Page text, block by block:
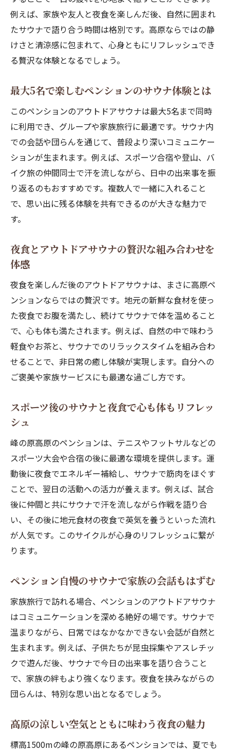
旅の思い出になるペンション夜食体験
自然とグルメを堪能するペンションの夜の過ご
し方
高原ペンションで楽しむ自然と夜食の調和
旬の食材を活かしたペンション夜食の魅力
料理が美味しいペンションでの夜の過ごし
方
家族や友人と語らうペンション夜食のひと
とき
高原の落ち着いた夜にぴったりのペンショ
ン夜食
例えば、家族や友人と夜食を楽しんだ後、自然に囲まれ
たサウナで語り合う時間は格別です。高原ならではの静
けさと清涼感に包まれて、心身ともにリフレッシュでき
る贅沢な体験となるでしょう。
最大5名で楽しむペンションのサウナ体験とは
このペンションのアウトドアサウナは最大5名まで同時
に利用でき、グループや家族旅行に最適です。サウナ内
での会話や団らんを通じて、普段より深いコミュニケー
ションが生まれます。例えば、スポーツ合宿や登山、バ
イク旅の仲間同士で汗を流しながら、日中の出来事を振
り返るのもおすすめです。複数人で一緒に入れること
で、思い出に残る体験を共有できるのが大きな魅力で
す。
夜食とアウトドアサウナの贅沢な組み合わせを
体感
夜食を楽しんだ後のアウトドアサウナは、まさに高原ペ
ンションならではの贅沢です。地元の新鮮な食材を使っ
た夜食でお腹を満たし、続けてサウナで体を温めること
で、心も体も満たされます。例えば、自然の中で味わう
軽食やお茶と、サウナでのリラックスタイムを組み合わ
せることで、非日常の癒し体験が実現します。自分への
ご褒美や家族サービスにも最適な過ごし方です。
スポーツ後のサウナと夜食で心も体もリフレッ
シュ
峰の原高原のペンションは、テニスやフットサルなどの
スポーツ大会や合宿の後に最適な環境を提供します。運
動後に夜食でエネルギー補給し、サウナで筋肉をほぐす
ことで、翌日の活動への活力が養えます。例えば、試合
後に仲間と共にサウナで汗を流しながら作戦を語り合
い、その後に地元食材の夜食で英気を養うといった流れ
が人気です。このサイクルが心身のリフレッシュに繋が
ります。
ペンション自慢のサウナで家族の会話もはずむ
家族旅行で訪れる場合、ペンションのアウトドアサウナ
はコミュニケーションを深める絶好の場です。サウナで
温まりながら、日常ではなかなかできない会話が自然と
生まれます。例えば、子供たちが昆虫採集やアスレチッ
クで遊んだ後、サウナで今日の出来事を語り合うこと
で、家族の絆もより強くなります。夜食を挟みながらの
団らんは、特別な思い出となるでしょう。
高原の涼しい空気とともに味わう夜食の魅力
標高1500mの峰の原高原にあるペンションでは、夏でも